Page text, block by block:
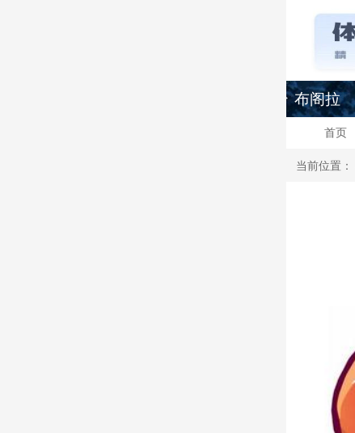
布阁拉
首页
当前位置：